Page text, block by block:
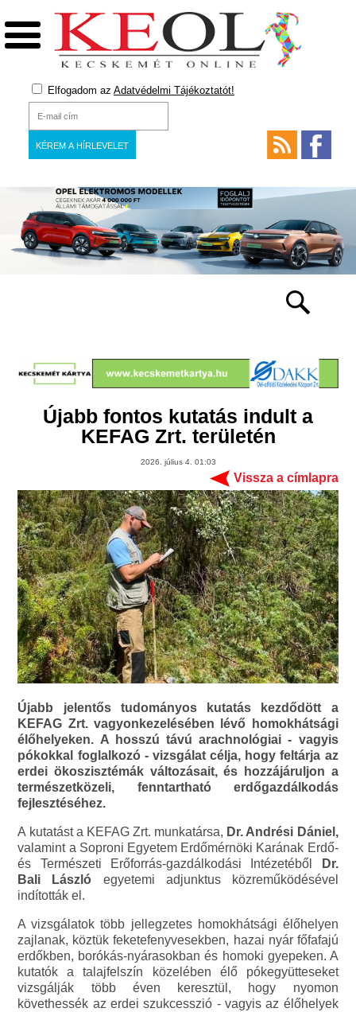
Elfogadom az Adatvédelmi Tájékoztatót!
Újabb fontos kutatás indult a
KEFAG Zrt. területén
2026. július 4. 01:03
Vissza a címlapra
Újabb jelentős tudományos kutatás kezdődött a
KEFAG Zrt. vagyonkezelésében lévő homokhátsági
élőhelyeken. A hosszú távú arachnológiai - vagyis
pókokkal foglalkozó - vizsgálat célja, hogy feltárja az
erdei ökoszisztémák változásait, és hozzájáruljon a
természetközeli, fenntartható erdőgazdálkodás
fejlesztéséhez.
A kutatást a KEFAG Zrt. munkatársa, Dr. Andrési Dániel,
valamint a Soproni Egyetem Erdőmérnöki Karának Erdő-
és Természeti Erőforrás-gazdálkodási Intézetéből
Dr.
Bali László egyetemi adjunktus közreműködésével
indították el.
A vizsgálatok több jellegzetes homokhátsági élőhelyen
zajlanak, köztük feketefenyvesekben, hazai nyár főfafajú
erdőkben, borókás-nyárasokban és homoki gyepeken. A
kutatók a talajfelszín közelében élő pókegyütteseket
vizsgálják több éven keresztül, hogy nyomon
követhessék az erdei szukcesszió - vagyis az élőhelyek